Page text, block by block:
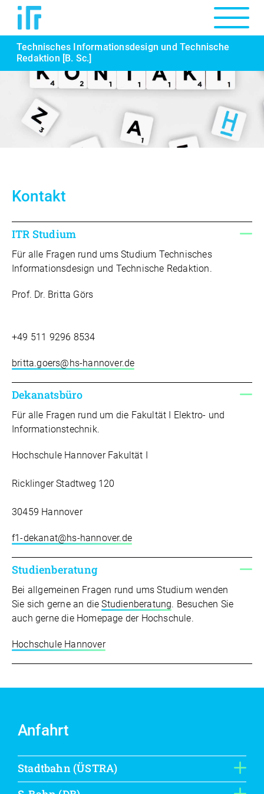
Technisches Informationsdesign und Technische
Redaktion [B. Sc.]
Kontakt
ITR Studium
Für alle Fragen rund ums Studium Technisches
Informationsdesign und Technische Redaktion.
Prof. Dr. Britta Görs
+49 511 9296 8534
britta.goers@hs-hannover.de
Dekanatsbüro
Für alle Fragen rund um die Fakultät I Elektro- und
Informationstechnik.
Hochschule Hannover Fakultät I
Ricklinger Stadtweg 120
30459 Hannover
f1-dekanat@hs-hannover.de
Studienberatung
Bei allgemeinen Fragen rund ums Studium wenden
Sie sich gerne an dieStudienberatung. Besuchen Sie
auch gerne die Homepage der Hochschule.
Hochschule Hannover
Anfahrt
Stadtbahn (ÜSTRA)